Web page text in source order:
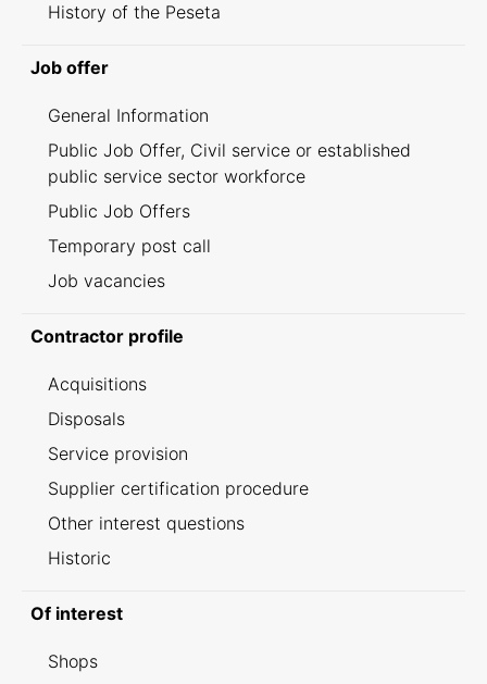
History of the Peseta
Job offer
General Information
Public Job Offer, Civil service or established
public service sector workforce
Public Job Offers
Temporary post call
Job vacancies
Contractor profile
Acquisitions
Disposals
Service provision
Supplier certification procedure
Other interest questions
Historic
Of interest
Shops